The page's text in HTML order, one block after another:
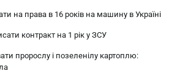
на права в 16 років на машину в Україні
контракт на 1 рік у ЗСУ
пророслу і позеленілу картоплю: